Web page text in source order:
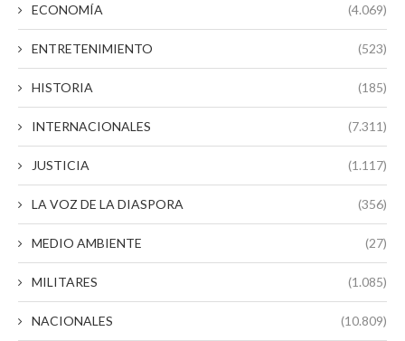
ECONOMÍA (4.069)
ENTRETENIMIENTO (523)
HISTORIA (185)
INTERNACIONALES (7.311)
JUSTICIA (1.117)
LA VOZ DE LA DIASPORA (356)
MEDIO AMBIENTE (27)
MILITARES (1.085)
NACIONALES (10.809)